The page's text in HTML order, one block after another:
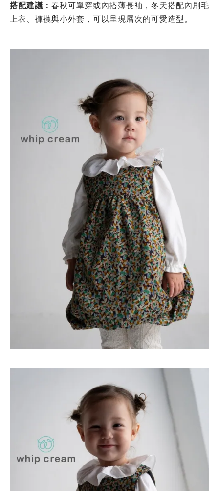
搭配建議： 春秋可單穿或內搭薄長袖，冬天搭配內刷毛
上衣、褲襪與小外套，可以呈現層次的可愛造型。